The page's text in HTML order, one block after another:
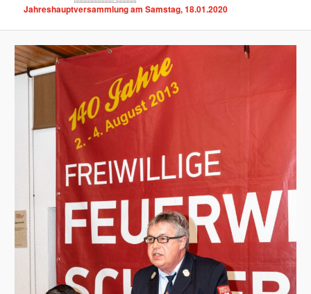
Jahreshauptversammlung am Samstag, 18.01.2020